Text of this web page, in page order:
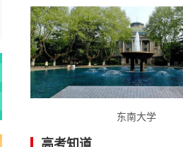
东南大学
高考知道